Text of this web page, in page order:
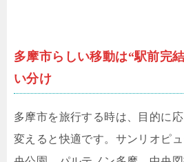
多摩市らしい移動は“駅前完
い分け
多摩市を旅行する時は、目的に
変えると快適です。サンリオピ